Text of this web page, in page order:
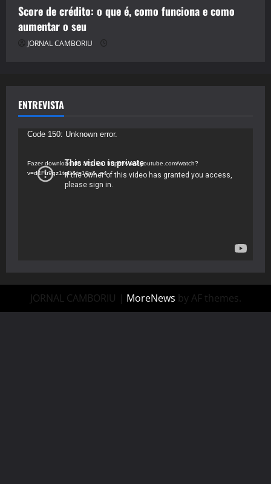
Score de crédito: o que é, como funciona e como
aumentar o seu
JORNAL CAMBORIU
ENTREVISTA
Tocador
vídeo
Code 150: Unknown error.
Fazer download do arquivo: https://www.youtube.com/watch?
v=d4Fu9gz1tqE&t=19s&_=4
JORNAL CAMBORIU | MoreNews by AF themes.